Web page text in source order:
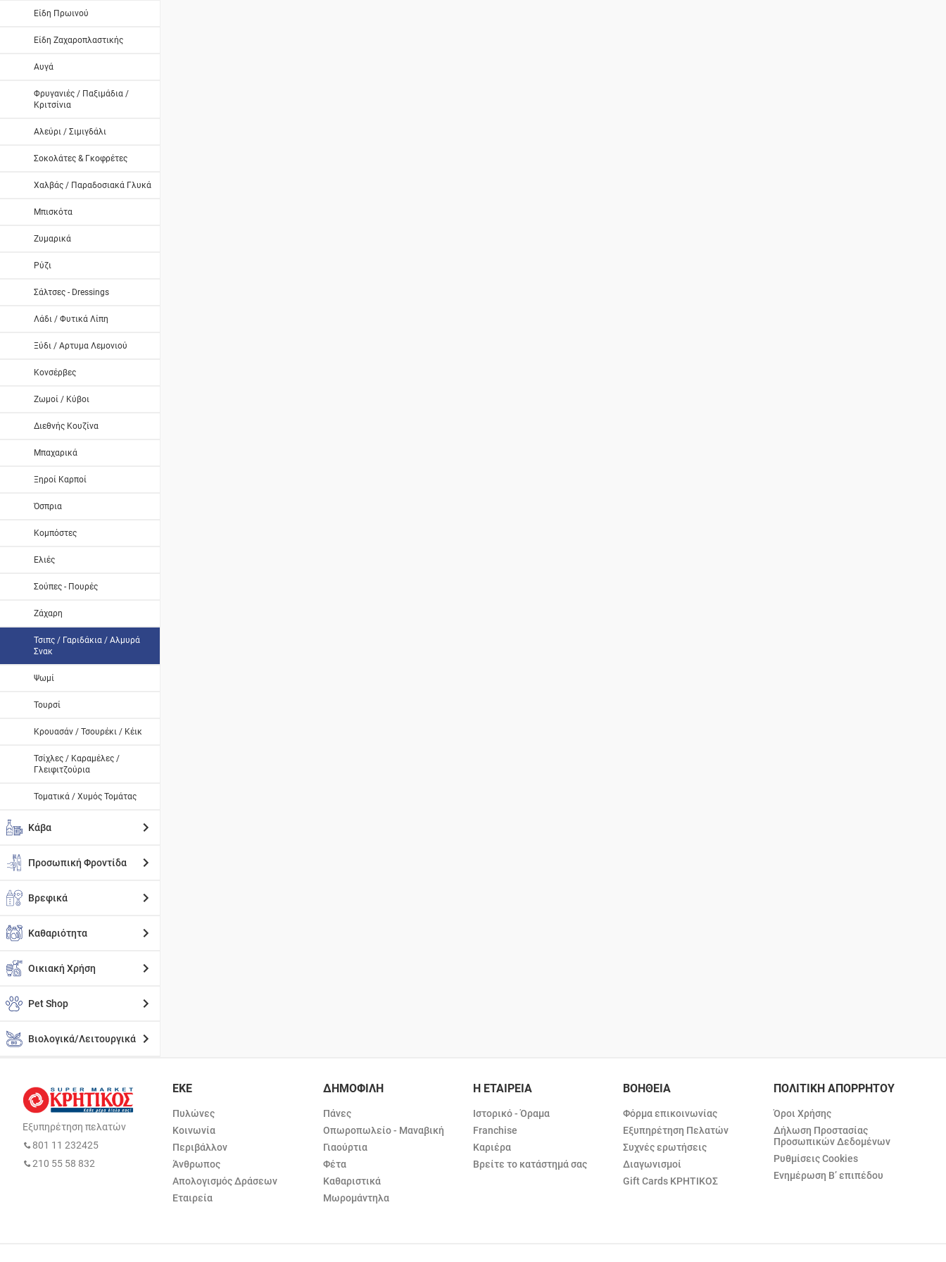
Είδη Πρωινού
Είδη Ζαχαροπλαστικής
Αυγά
Φρυγανιές / Παξιμάδια /
Κριτσίνια
Αλεύρι / Σιμιγδάλι
Σοκολάτες & Γκοφρέτες
Χαλβάς / Παραδοσιακά Γλυκά
Μπισκότα
Ζυμαρικά
Ρύζι
Σάλτσες - Dressings
Λάδι / Φυτικά Λίπη
Ξύδι / Αρτυμα Λεμονιού
Κονσέρβες
Ζωμοί / Κύβοι
Διεθνής Κουζίνα
Μπαχαρικά
Ξηροί Καρποί
Όσπρια
Κομπόστες
Ελιές
Σούπες - Πουρές
Ζάχαρη
Τσιπς / Γαριδάκια / Αλμυρά
Σνακ
Ψωμί
Τουρσί
Κρουασάν / Τσουρέκι / Κέικ
Τσίχλες / Καραμέλες /
Γλειφιτζούρια
Τοματικά / Χυμός Τομάτας
Κάβα
Προσωπική Φροντίδα
Βρεφικά
Καθαριότητα
Οικιακή Χρήση
Pet Shop
Βιολογικά/Λειτουργικά
Εξυπηρέτηση πελατών
801 11 232425
210 55 58 832
ΕΚΕ
Πυλώνες
Κοινωνία
Περιβάλλον
Άνθρωπος
Απολογισμός Δράσεων
Εταιρεία
ΔΗΜΟΦΙΛΗ
Πάνες
Οπωροπωλείο - Μαναβική
Γιαούρτια
Φέτα
Καθαριστικά
Μωρομάντηλα
Η ΕΤΑΙΡΕΙΑ
Ιστορικό - Όραμα
Franchise
Καριέρα
Βρείτε το κατάστημά σας
ΒΟΗΘΕΙΑ
Φόρμα επικοινωνίας
Εξυπηρέτηση Πελατών
Συχνές ερωτήσεις
Διαγωνισμοί
Gift Cards ΚΡΗΤΙΚΟΣ
ΠΟΛΙΤΙΚΗ ΑΠΟΡΡΗΤΟΥ
Όροι Χρήσης
Δήλωση Προστασίας
Προσωπικών Δεδομένων
Ρυθμίσεις Cookies
Ενημέρωση Β’ επιπέδου